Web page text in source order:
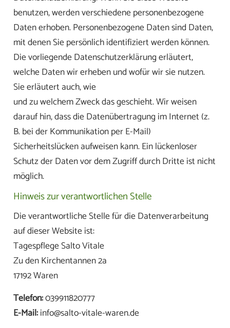
benutzen, werden verschiedene personenbezogene
Daten erhoben. Personenbezogene Daten sind Daten,
mit denen Sie persönlich identifiziert werden können.
Die vorliegende Datenschutzerklärung erläutert,
welche Daten wir erheben und wofür wir sie nutzen.
Sie erläutert auch, wie
und zu welchem Zweck das geschieht. Wir weisen
darauf hin, dass die Datenübertragung im Internet (z.
B. bei der Kommunikation per E-Mail)
Sicherheitslücken aufweisen kann. Ein lückenloser
Schutz der Daten vor dem Zugriff durch Dritte ist nicht
möglich.
Hinweis zur verantwortlichen Stelle
Die verantwortliche Stelle für die Datenverarbeitung
auf dieser Website ist:
Tagespflege Salto Vitale
Zu den Kirchentannen 2a
17192 Waren
Telefon:039911820777
E-Mail:info@salto-vitale-waren.de